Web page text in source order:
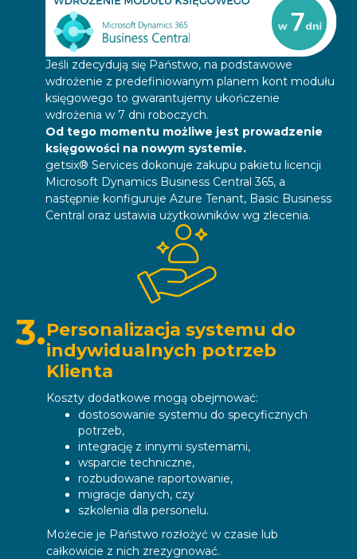
Jeśli zdecydują się Państwo, na podstawowe
wdrożenie z predefiniowanym planem kont modułu
księgowego to gwarantujemy ukończenie
wdrożenia w 7 dni roboczych.
Od tego momentu możliwe jest prowadzenie
księgowości na nowym systemie.
getsix® Services dokonuje zakupu pakietu licencji
Microsoft Dynamics Business Central 365, a
następnie konfiguruje Azure Tenant, Basic Business
Central oraz ustawia użytkowników wg zlecenia.
3.Personalizacja systemu do
indywidualnych potrzeb
Klienta
Koszty dodatkowe mogą obejmować:
dostosowanie systemu do specyficznych
potrzeb,
integrację z innymi systemami,
wsparcie techniczne,
rozbudowane raportowanie,
migracje danych, czy
szkolenia dla personelu.
Możecie je Państwo rozłożyć w czasie lub
całkowicie z nich zrezygnować.